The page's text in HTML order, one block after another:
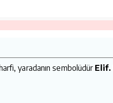
yaradanın sembolüdür Elif.